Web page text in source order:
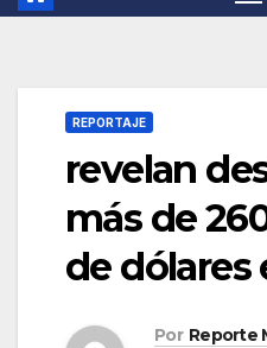
REPORTAJE
revelan
más de
de dólares
Por Reporte